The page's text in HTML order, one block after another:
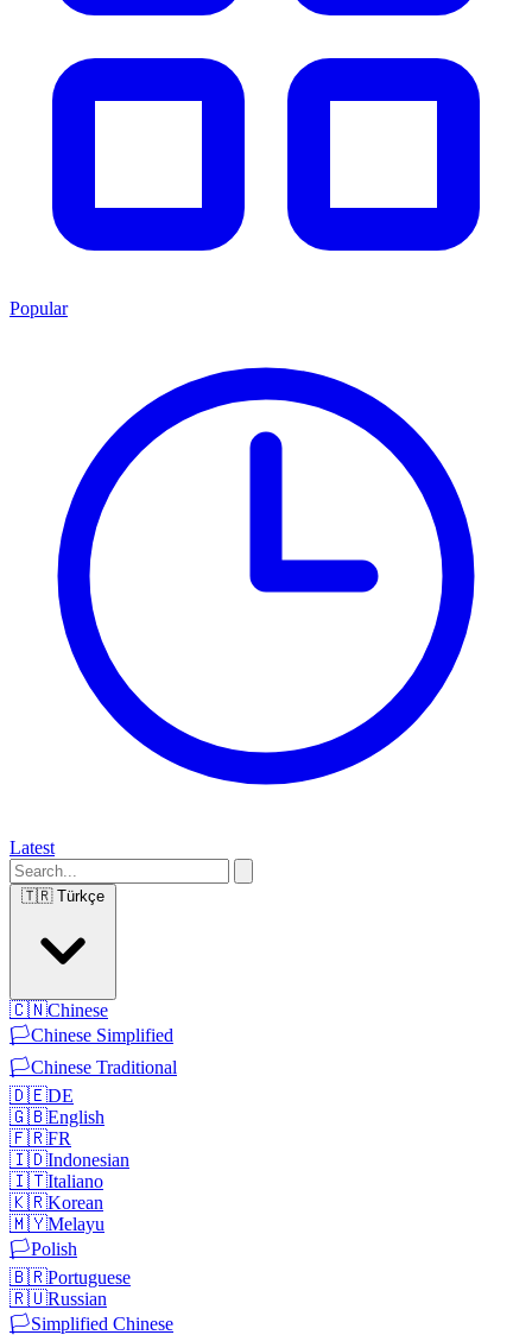
Popular
Latest
🇹🇷 Türkçe
🇨🇳Chinese
🏳️Chinese Simplified
🏳️Chinese Traditional
🇩🇪DE
🇬🇧English
🇫🇷FR
🇮🇩Indonesian
🇮🇹Italiano
🇰🇷Korean
🇲🇾Melayu
🏳️Polish
🇧🇷Portuguese
🇷🇺Russian
🏳️Simplified Chinese